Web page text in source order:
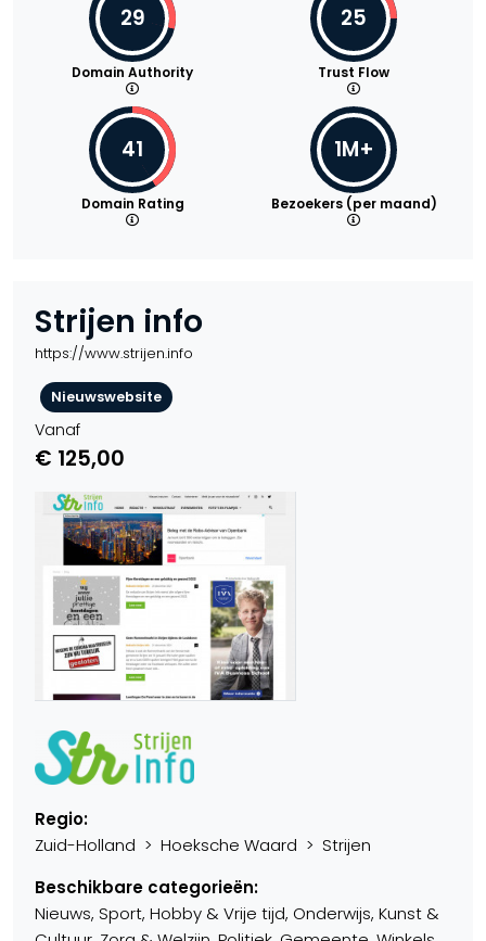
29
Domain Authority
25
Trust Flow
41
Domain Rating
1M+
Bezoekers (per maand)
Strijen info
https://www.strijen.info
Nieuwswebsite
Vanaf
€ 125,00
Regio:
Zuid-Holland > Hoeksche Waard > Strijen
Beschikbare categorieën:
Nieuws, Sport, Hobby & Vrije tijd, Onderwijs, Kunst &